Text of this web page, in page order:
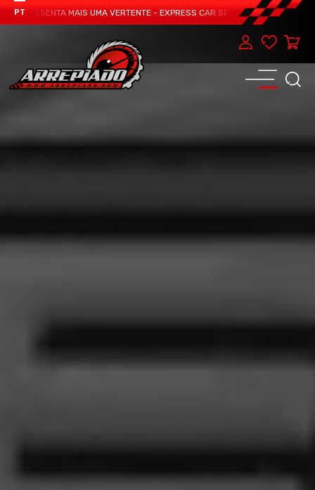
PT MAIS UMA VERTENTE - EXPRESS CAR SERVICE, MANUTENÇÃO DO